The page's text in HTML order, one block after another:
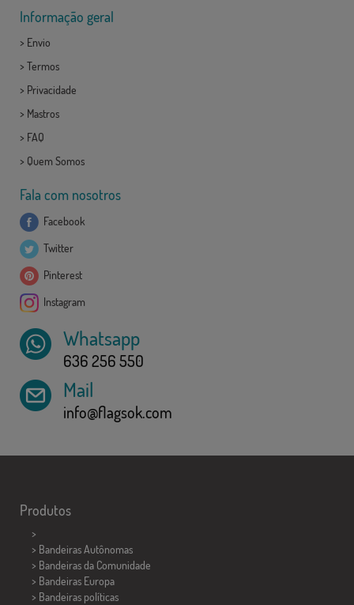
Informação geral
> Envio
> Termos
> Privacidade
> Mastros
> FAQ
> Quem Somos
Fala com nosotros
Facebook
Twitter
Pinterest
Instagram
Whatsapp
636 256 550
Mail
info@flagsok.com
Produtos
>
> Bandeiras Autônomas
> Bandeiras da Comunidade
> Bandeiras Europa
> Bandeiras políticas